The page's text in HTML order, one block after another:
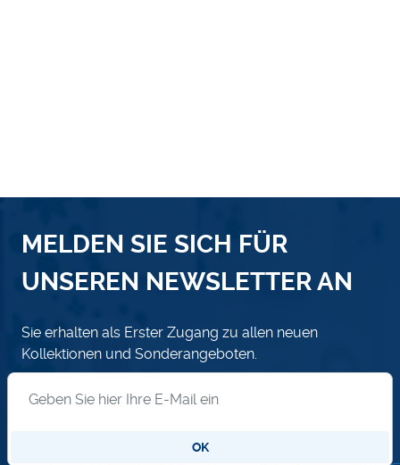
MELDEN SIE SICH FÜR
UNSEREN NEWSLETTER AN
Sie erhalten als Erster Zugang zu allen neuen
Kollektionen und Sonderangeboten.
OK